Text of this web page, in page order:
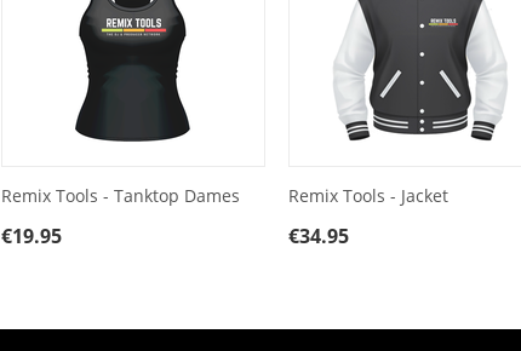
Remix Tools - Tanktop Dames
€19.95
Remix Tools - Jacket
€34.95